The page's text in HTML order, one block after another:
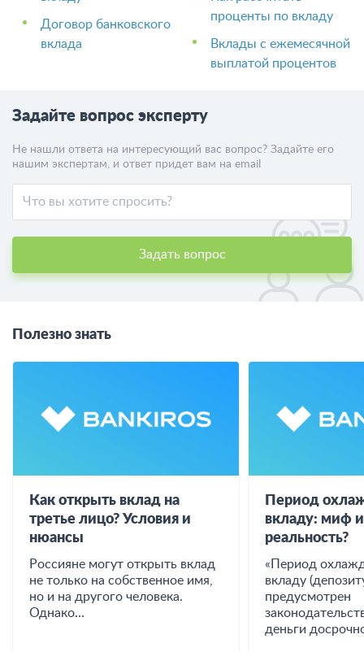
Договор банковского
вклада
проценты по вкладу
Вклады с ежемесячной
выплатой процентов
Задайте вопрос эксперту
Не нашли ответа на интересующий вас вопрос? Задайте его
нашим экспертам, и ответ придет вам на email
Задать вопрос
Полезно знать
Как открыть вклад на
третье лицо? Условия и
нюансы
Россияне могут открыть вклад
не только на собственное имя,
но и на другого человека.
Однако...
Период
вкладу: миф
реальность?
«Период
вкладу
предусмотрен
деньги